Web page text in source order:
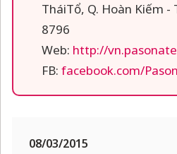
TháiTổ, Q. Hoàn Kiếm -
8796
Web: http://
FB: facebook.com/
08/03/2015